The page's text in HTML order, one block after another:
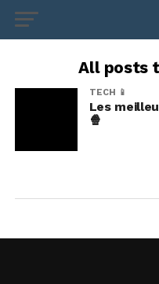
All posts
TECH 📱
Les
🍿